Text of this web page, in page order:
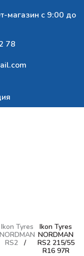
с 9:00 до
78
Ikon Tyres
NORDMAN
RS2
Ikon Tyres
NORDMAN
RS2 215/55
R16 97R